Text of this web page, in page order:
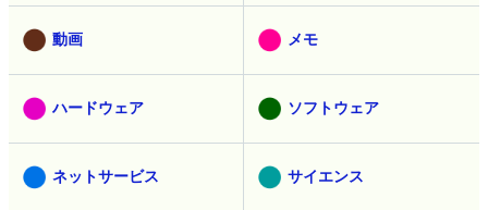
動画 メモ
ハードウェア ソフトウェア
ネットサービス サイエンス